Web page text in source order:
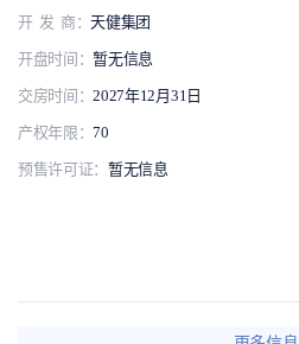
开 发 商：天健集团
开盘时间：暂无信息
交房时间：2027年12月31日
产权年限：70
预售许可证：暂无信息